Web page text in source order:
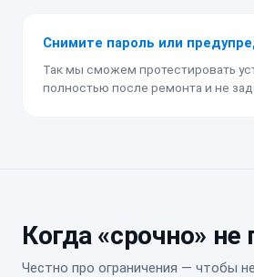
Снимите пароль или
Так мы сможем протестировать
полностью после ремонта и не
Когда «срочно» не
Честно про ограничения — чтобы